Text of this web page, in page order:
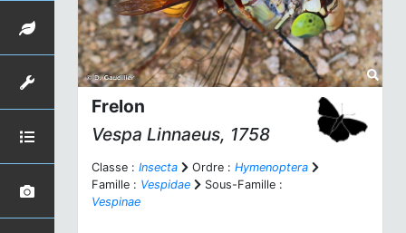
Frelon
Vespa Linnaeus, 1758
Classe : Insecta Ordre : Hymenoptera
Famille : Vespidae
Sous-Famille :
Vespinae